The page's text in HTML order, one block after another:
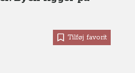
Tilføj favorit